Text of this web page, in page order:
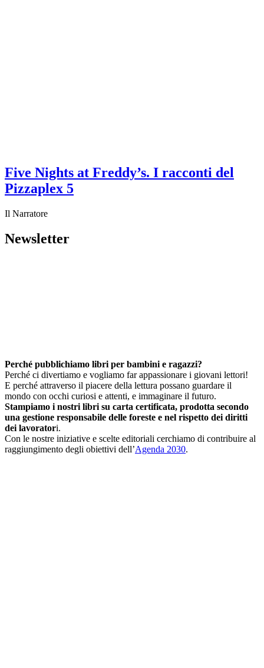
Five Nights at Freddy’s. I racconti del
Pizzaplex 5
Il Narratore
Newsletter
Perché pubblichiamo libri per bambini e ragazzi?
Perché ci divertiamo e vogliamo far appassionare i giovani lettori!
E perché attraverso il piacere della lettura possano guardare il
mondo con occhi curiosi e attenti, e immaginare il futuro.
Stampiamo i nostri libri su carta certificata, prodotta secondo
una gestione responsabile delle foreste e nel rispetto dei diritti
dei lavoratori.
Con le nostre iniziative e scelte editoriali cerchiamo di contribuire al
raggiungimento degli obiettivi dell’Agenda 2030.